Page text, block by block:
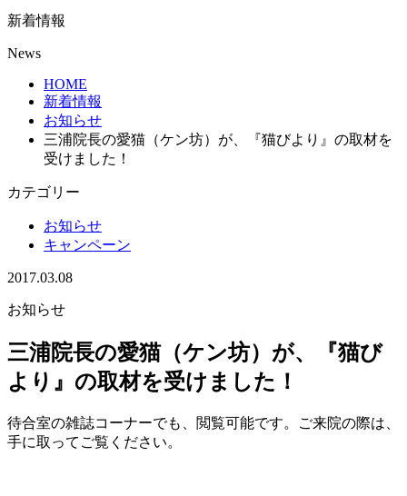
新着情報
News
HOME
新着情報
お知らせ
三浦院長の愛猫（ケン坊）が、『猫びより』の取材を
受けました！
カテゴリー
お知らせ
キャンペーン
2017.03.08
お知らせ
三浦院長の愛猫（ケン坊）が、『猫び
より』の取材を受けました！
待合室の雑誌コーナーでも、閲覧可能です。ご来院の際は、
手に取ってご覧ください。